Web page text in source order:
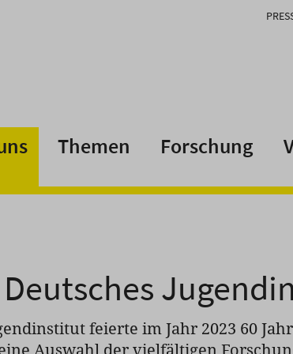
Themen Forschung
feierte im Jahr 2023 60